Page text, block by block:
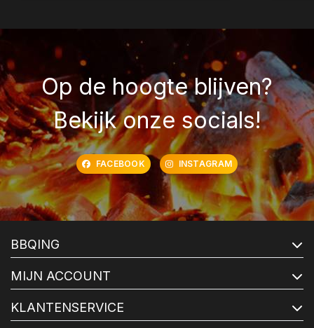
Op de hoogte blijven?
Bekijk onze socials!
FACEBOOK INSTAGRAM
BBQING
MIJN ACCOUNT
KLANTENSERVICE